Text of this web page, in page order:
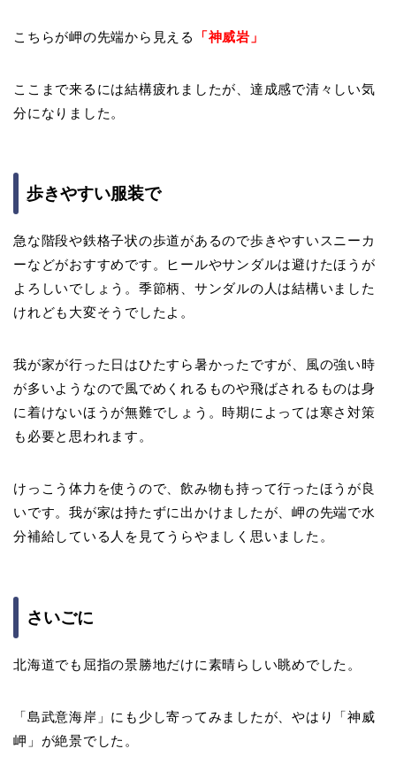
こちらが岬の先端から見える 「神威岩」
ここまで来るには結構疲れましたが、達成感で清々しい気
分になりました。
歩きやすい服装で
急な階段や鉄格子状の歩道があるので歩きやすいスニーカ
ーなどがおすすめです。ヒールやサンダルは避けたほうが
よろしいでしょう。季節柄、サンダルの人は結構いました
けれども大変そうでしたよ。
我が家が行った日はひたすら暑かったですが、風の強い時
が多いようなので風でめくれるものや飛ばされるものは身
に着けないほうが無難でしょう。時期によっては寒さ対策
も必要と思われます。
けっこう体力を使うので、飲み物も持って行ったほうが良
いです。我が家は持たずに出かけましたが、岬の先端で水
分補給している人を見てうらやましく思いました。
さいごに
北海道でも屈指の景勝地だけに素晴らしい眺めでした。
「島武意海岸」にも少し寄ってみましたが、やはり「神威
岬」が絶景でした。